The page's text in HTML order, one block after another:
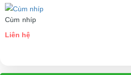
Cùm nhíp
Liên hệ